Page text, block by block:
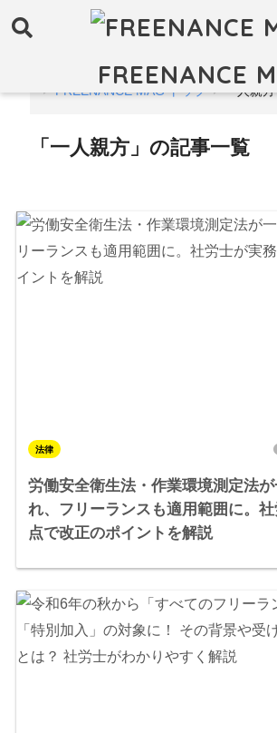
FREENANCE
FREENANCE MAG トップ 一人親方
「一人親方」の記事一覧
法律
労働安全衛生法・作業環境測定法が
れ、フリーランスも適用範囲に。
点で改正のポイントを解説